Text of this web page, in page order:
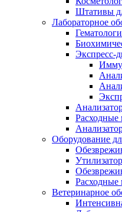
Штативы
Лабораторное
Экспресс-
Расходные
Оборудование
Расходные
Ветеринарное